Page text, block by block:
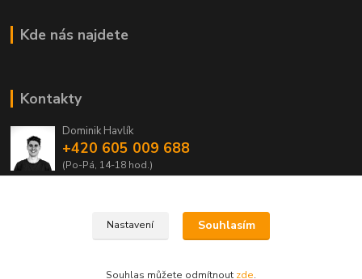
Kde nás najdete
Kontakty
Dominik Havlík
+420 605 009 688
(Po-Pá, 14-18 hod.)
Nastavení Souhlasím
Souhlas můžete odmítnout zde.